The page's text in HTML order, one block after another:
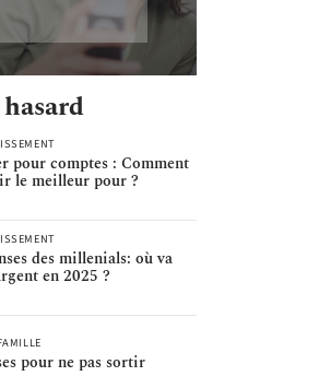
pour comptes : Comment
le meilleur pour ?
des millenials: où va
en 2025 ?
pour ne pas sortir